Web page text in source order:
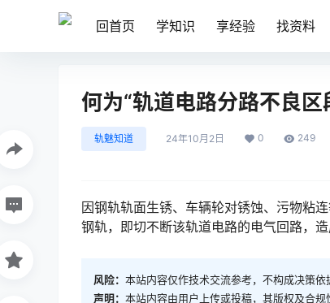
回首页 学知识 享经验 找资料
何为“轨道电路分路不良区
轨魅知道 24年10月2日 0 249
因钢轨轨面生锈、车辆轮对锈蚀、污物粘
钢轨，即切不断该轨道电路的电气回路，
风险： 本站内容仅作技术交流参考，不构成决策依
声明： 本站内容由用户上传或投稿，其版权及合